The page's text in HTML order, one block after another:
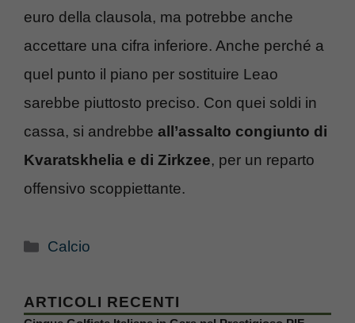
euro della clausola, ma potrebbe anche
accettare una cifra inferiore. Anche perché a
quel punto il piano per sostituire Leao
sarebbe piuttosto preciso. Con quei soldi in
cassa, si andrebbe all’assalto congiunto di
Kvaratskhelia e di Zirkzee, per un reparto
offensivo scoppiettante.
Categorie
Calcio
ARTICOLI RECENTI